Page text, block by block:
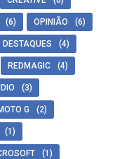
(6) OPINIÃO (6)
DESTAQUES (4)
REDMAGIC (4)
(3)
G (2)
(1)
(1)